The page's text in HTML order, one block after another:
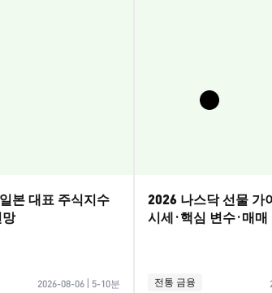
본 대표 주식지수
2026-08-06 5-10분
2026 나스닥 선물 가
시세·핵심 변수·매매
전통 금융